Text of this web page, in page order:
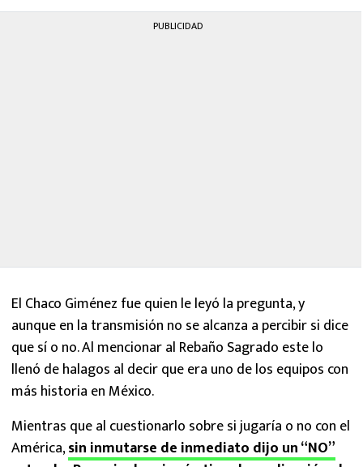
PUBLICIDAD
El Chaco Giménez fue quien le leyó la pregunta, y
aunque en la transmisión no se alcanza a percibir si dice
que sí o no. Al mencionar al Rebaño Sagrado este lo
llenó de halagos al decir que era uno de los equipos con
más historia en México.
Mientras que al cuestionarlo sobre si jugaría o no con el
América,sin inmutarse de inmediato dijo un “NO”